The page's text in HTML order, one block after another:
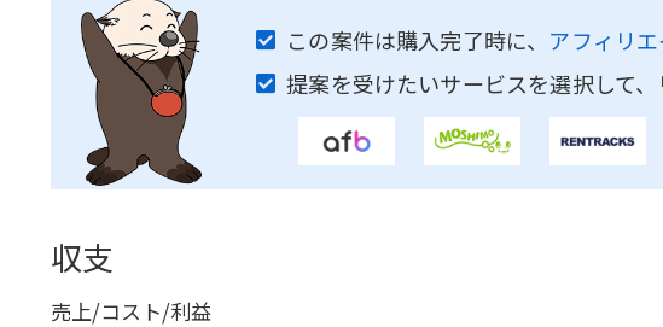
この案件は購入完了時に、 アフィリ
提案を受けたいサービスを選択して
収支
売上/コスト/利益